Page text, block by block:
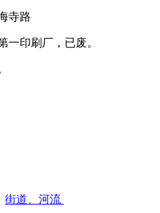
寺路
印刷厂，已废。
街道、河流